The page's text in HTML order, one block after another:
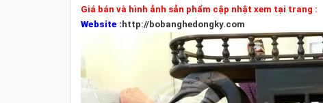
Giá bán và hình ảnh sản phẩm cập nhật xem tại trang :
Website : http://bobanghedongky.com